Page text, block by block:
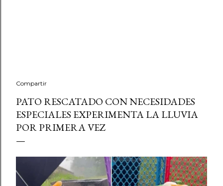
Compartir
PATO RESCATADO CON NECESIDADES
ESPECIALES EXPERIMENTA LA LLUVIA
POR PRIMERA VEZ